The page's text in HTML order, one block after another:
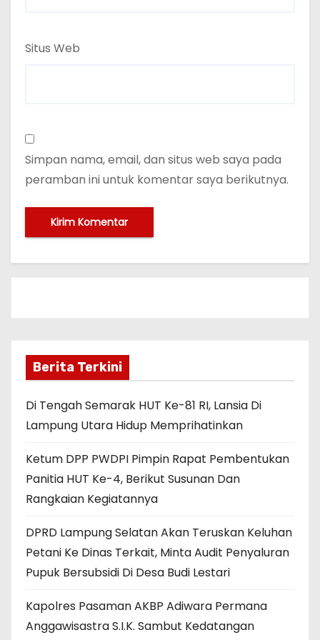
Situs Web
Simpan nama, email, dan situs web saya pada
peramban ini untuk komentar saya berikutnya.
Berita Terkini
Di Tengah Semarak HUT Ke-81 RI, Lansia Di
Lampung Utara Hidup Memprihatinkan
Ketum DPP PWDPI Pimpin Rapat Pembentukan
Panitia HUT Ke-4, Berikut Susunan Dan
Rangkaian Kegiatannya
DPRD Lampung Selatan Akan Teruskan Keluhan
Petani Ke Dinas Terkait, Minta Audit Penyaluran
Pupuk Bersubsidi Di Desa Budi Lestari
Kapolres Pasaman AKBP Adiwara Permana
Anggawisastra S.I.K. Sambut Kedatangan